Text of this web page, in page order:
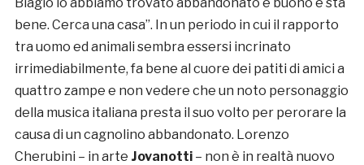
bene. Cerca una casa”. In un periodo in cui il rapporto
tra uomo ed animali sembra essersi incrinato
irrimediabilmente, fa bene al cuore dei patiti di amici a
quattro zampe e non vedere che un noto personaggio
della musica italiana presta il suo volto per perorare la
causa di un cagnolino abbandonato. Lorenzo
Cherubini – in arte Jovanotti– non è in realtà nuovo